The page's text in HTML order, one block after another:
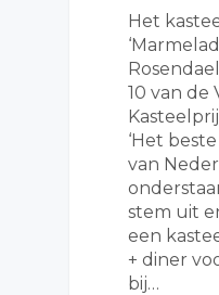
Het
10 van de
‘Het
van
stem uit
een
+ diner
bij…